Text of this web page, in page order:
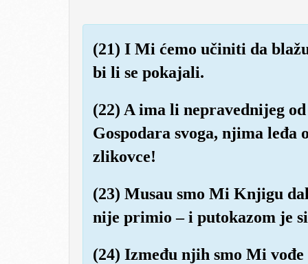
(21) I Mi ćemo učiniti da
bi li se pokajali.
(22) A ima li nepravednijeg
Gospodara svoga, njima
zlikovce!
(23) Musau smo Mi Knjigu
nije primio – i putokazom je
(24) Između njih smo Mi